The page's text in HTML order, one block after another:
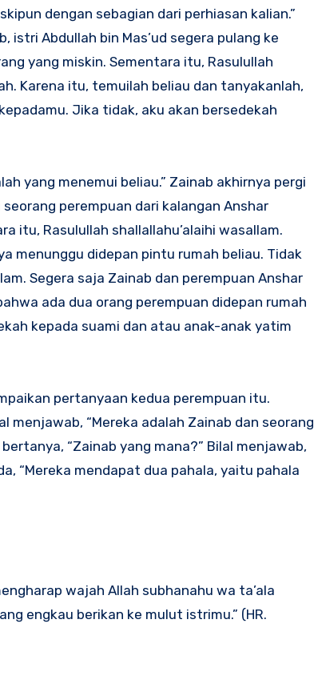
dengan sebagian dari perhiasan kalian.”
istri Abdullah bin Mas’ud segera pulang ke
yang miskin. Sementara itu, Rasulullah
Karena itu, temuilah beliau dan tanyakanlah,
Jika tidak, aku akan bersedekah
yang menemui beliau.” Zainab akhirnya pergi
perempuan dari kalangan Anshar
itu, Rasulullah shallallahu’alaihi wasallam.
menunggu didepan pintu rumah beliau. Tidak
Segera saja Zainab dan perempuan Anshar
ada dua orang perempuan didepan rumah
kepada suami dan atau anak-anak yatim
pertanyaan kedua perempuan itu.
menjawab, “Mereka adalah Zainab dan seorang
“Zainab yang mana?” Bilal menjawab,
“Mereka mendapat dua pahala, yaitu pahala
wajah Allah subhanahu wa ta’ala
engkau berikan ke mulut istrimu.” (HR.